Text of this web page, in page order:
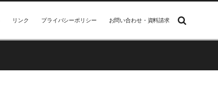
リンク プライバシーポリシー お問い合わせ・資料請求